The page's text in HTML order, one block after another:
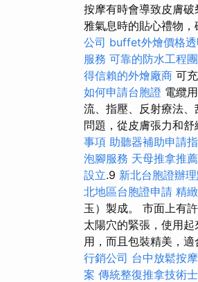
按摩有時會導致皮膚破
雅氣息時的貼心禮物
公司 buffet外燴價格
服務 可靠的防水工程
得信賴的外燴廠商 可
如何申請台胞證 電纜
流、指壓、反射療法
問題，從皮膚張力和
事項 助聽器補助申請
泡腳服務 天母推拿推薦
設立.9 新北台胞證辦
北地區台胞證申請 精
玉）製成。 市面上有
太陽穴的緊張，使用
用，而且包裝精美，
行銷公司 台中放鬆按摩
案 傳統整復推拿技術